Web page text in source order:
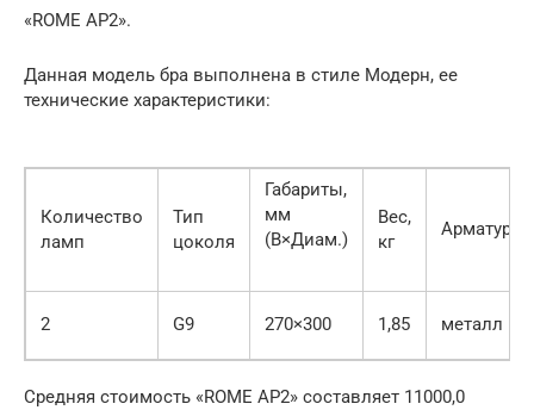
«ROME AP2».
Данная модель бра выполнена в стиле Модерн, ее
технические характеристики:
Количество
ламп
Тип
цоколя
Габариты,
мм
(В×Диам.)
Вес,
кг
Арматура
2 G9 270×300 1,85 металл
Средняя стоимость «ROME AP2» составляет 11000,0